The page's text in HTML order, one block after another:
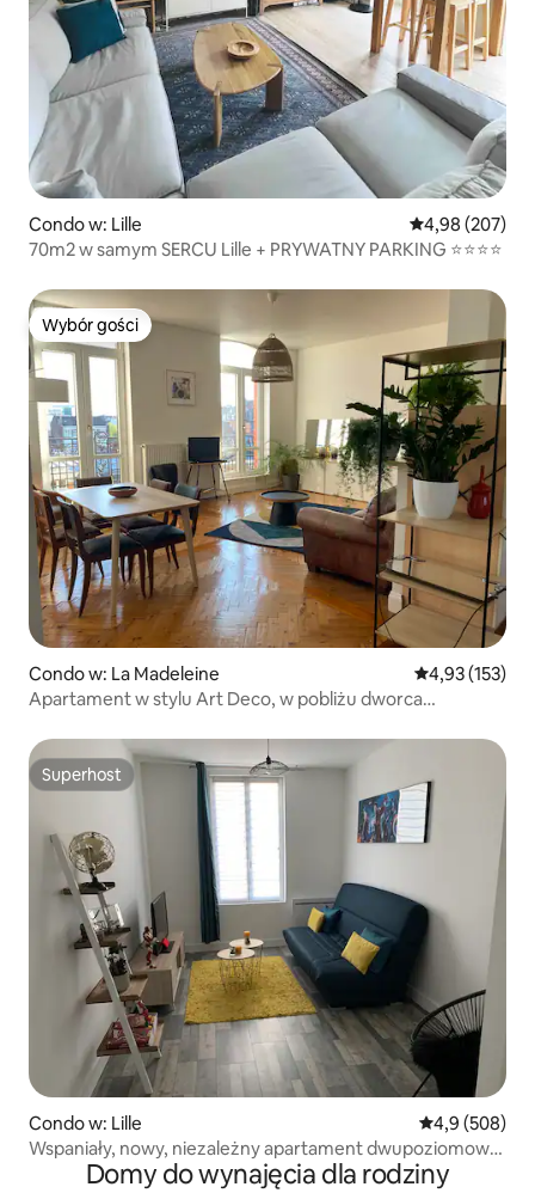
Condo w: Lille Średnia
4,98 (207)
70m2 w samym SERCU Lille + PRYWATNY PARKING ⭐️⭐️⭐️⭐️
Wybór gości
Wybór gości
Condo w: La Madeleine Średnia
4,93 (153)
Apartament w stylu Art Deco, w pobliżu dworca
Superhost
Superhost
Condo w: Lille Średnia
4,9 (508)
Wspaniały, nowy, niezależny apartament dwupoziomowy
w pobliżu Lille
Domy do wynajęcia dla rodziny